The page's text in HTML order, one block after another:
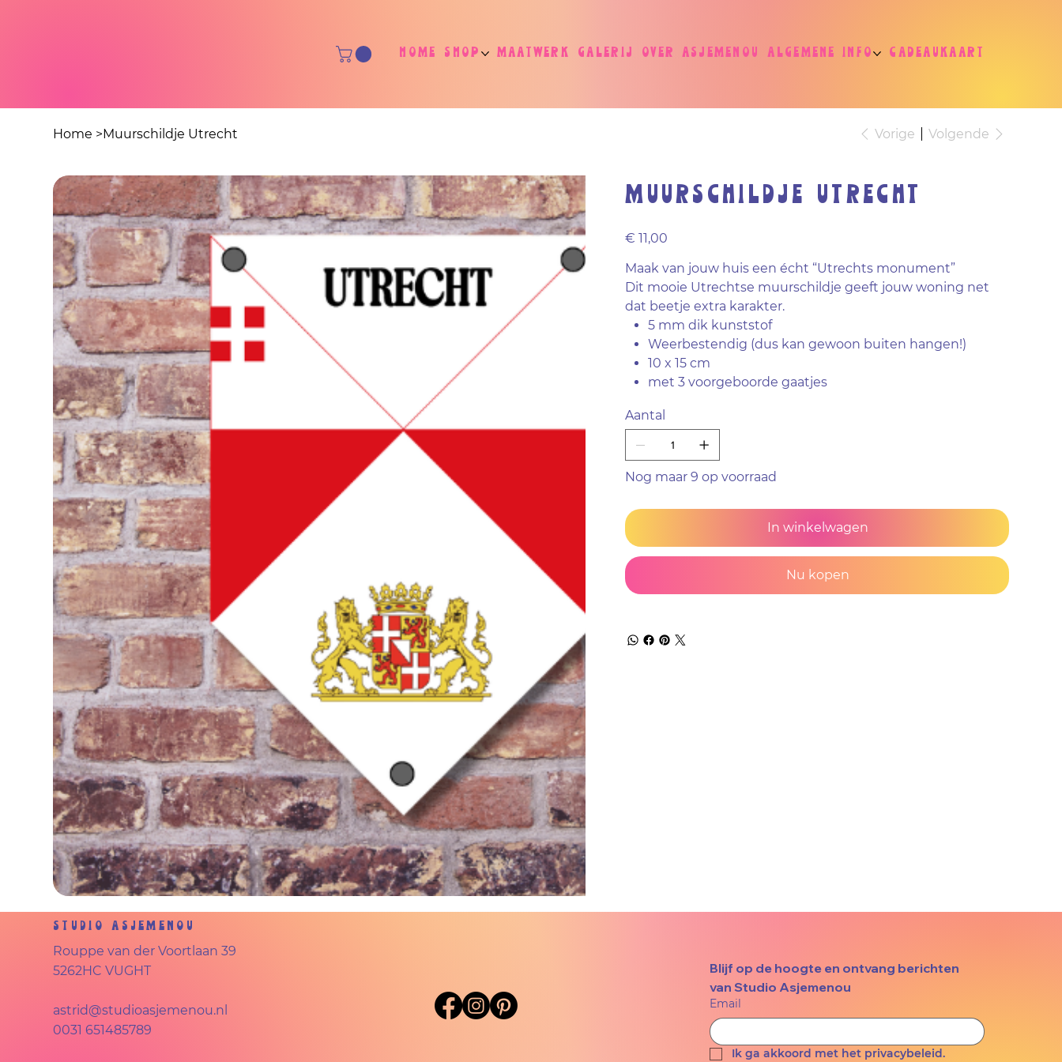
Home Shop Maatwerk Galerij Over Asjemenou Algemene info Cadeaukaart
Home >Muurschildje Utrecht Vorige Volgende
Muurschildje Utrecht
Prijs
€ 11,00
Maak van jouw huis een écht “Utrechts monument”
Dit mooie Utrechtse muurschildje geeft jouw woning net
dat beetje extra karakter.
5 mm dik kunststof
Weerbestendig (dus kan gewoon buiten hangen!)
10 x 15 cm
met 3 voorgeboorde gaatjes
Aantal
Nog maar 9 op voorraad
In winkelwagen
Nu kopen
Studio Asjemenou
Rouppe van der Voortlaan 39
5262HC VUGHT
astrid@studioasjemenou.nl
0031 651485789
Blijf op de hoogte en ontvang berichten
van Studio Asjemenou
Email
Ik ga akkoord met het privacybeleid.